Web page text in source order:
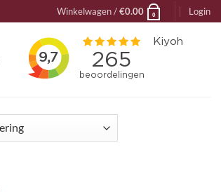
Winkelwagen /€0.00 0 Login